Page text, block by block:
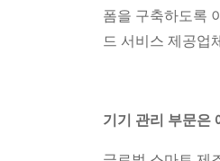
폼을 구축하도록
드 서비스 제공업
기기 관리 부문은